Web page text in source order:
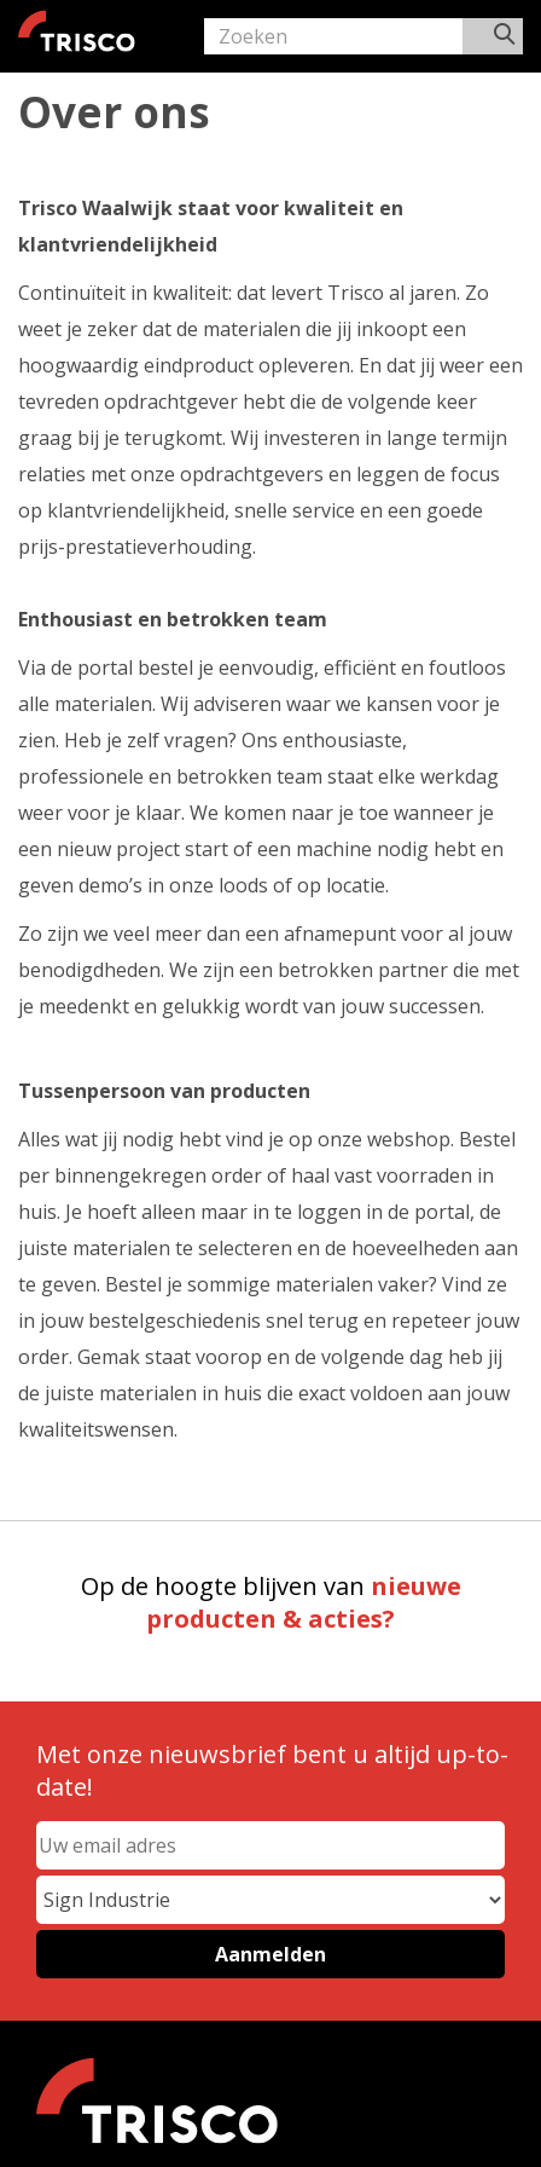
Over ons
Trisco Waalwijk staat voor kwaliteit en
klantvriendelijkheid
Continuïteit in kwaliteit: dat levert Trisco al jaren. Zo
weet je zeker dat de materialen die jij inkoopt een
hoogwaardig eindproduct opleveren. En dat jij weer een
tevreden opdrachtgever hebt die de volgende keer
graag bij je terugkomt. Wij investeren in lange termijn
relaties met onze opdrachtgevers en leggen de focus
op klantvriendelijkheid, snelle service en een goede
prijs-prestatieverhouding.
Enthousiast en betrokken team
Via de portal bestel je eenvoudig, efficiënt en foutloos
alle materialen. Wij adviseren waar we kansen voor je
zien. Heb je zelf vragen? Ons enthousiaste,
professionele en betrokken team staat elke werkdag
weer voor je klaar. We komen naar je toe wanneer je
een nieuw project start of een machine nodig hebt en
geven demo’s in onze loods of op locatie.
Zo zijn we veel meer dan een afnamepunt voor al jouw
benodigdheden. We zijn een betrokken partner die met
je meedenkt en gelukkig wordt van jouw successen.
Tussenpersoon van producten
Alles wat jij nodig hebt vind je op onze webshop. Bestel
per binnengekregen order of haal vast voorraden in
huis. Je hoeft alleen maar in te loggen in de portal, de
juiste materialen te selecteren en de hoeveelheden aan
te geven. Bestel je sommige materialen vaker? Vind ze
in jouw bestelgeschiedenis snel terug en repeteer jouw
order. Gemak staat voorop en de volgende dag heb jij
de juiste materialen in huis die exact voldoen aan jouw
kwaliteitswensen.
Op de hoogte blijven van nieuwe
producten & acties?
Met onze nieuwsbrief bent u altijd up-to-
date!